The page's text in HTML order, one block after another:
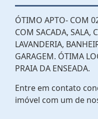
ÓTIMO APTO- COM
COM SACADA, SALA,
LAVANDERIA,
GARAGEM. ÓTIMA
PRAIA DA ENSEADA.
Entre em contato
imóvel com um de